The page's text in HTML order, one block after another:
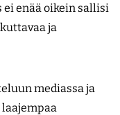
enää oikein sallisi
ja
mediassa ja